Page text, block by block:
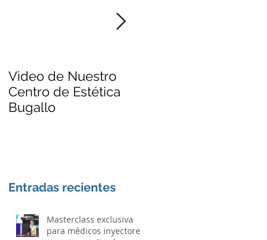
Video de Nuestro
Centro de Estética
Bugallo
Entradas recientes
Masterclass exclusiva
para médicos inyectores